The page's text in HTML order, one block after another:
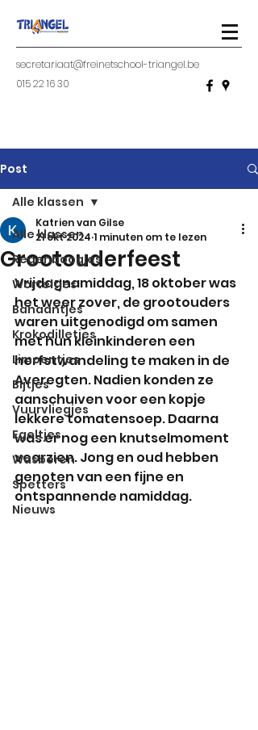
secretariaat@freinetschool-triangel.be
015 22 16 30
Post
Alle klassen
Regenboogjes
Worteltjes
Banaantjes
Krokodilletjes
Limoentjes
Bijtjes
Vuurvliegjes
Egeltjes
Wasberen
Spetters
Nieuws
Alle klassen
Grootouderfeest
Katrien van Gilse
21 okt 2024 1 minuten om te lezen
Vrijdagnamiddag, 18 oktober was
het weer zover, de grootouders
waren uitgenodigd om samen
met hun kleinkinderen een
herfstwandeling te maken in de
Averegten. Nadien konden ze
aanschuiven voor een kopje
lekkere tomatensoep. Daarna
was er nog een knutselmoment
voorzien. Jong en oud hebben
genoten van een fijne en
ontspannende namiddag.